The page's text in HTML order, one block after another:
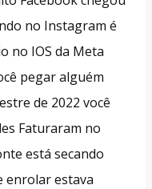
no Instagram é
no IOS da Meta
pegar alguém
de 2022 você
Faturaram no
está secando
enrolar estava